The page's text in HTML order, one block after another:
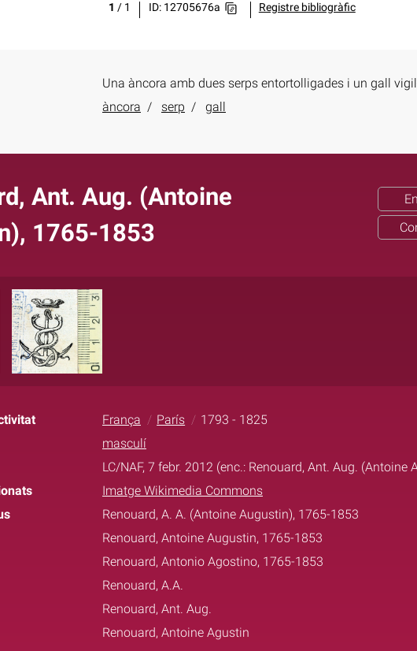
1 / 1 ID: 12705676a Registre bibliogràfic
Una àncora amb dues serps entortolligades i un gall
àncora serp gall
Ant. Aug. (Antoine
1765-1853
França París
1793 - 1825
masculí
LC/NAF, 7 febr. 2012 (enc.: Renouard, Ant. Aug. (Antoine
Imatge Wikimedia Commons
Renouard, A. A. (Antoine Augustin), 1765-1853
Renouard, Antoine Augustin, 1765-1853
Renouard, Antonio Agostino, 1765-1853
Renouard, A.A.
Renouard, Ant. Aug.
Renouard, Antoine Agustin